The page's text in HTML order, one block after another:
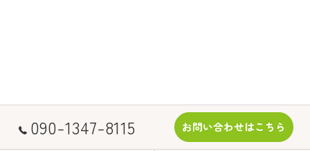
090-1347-8115 お問い合わせはこちら